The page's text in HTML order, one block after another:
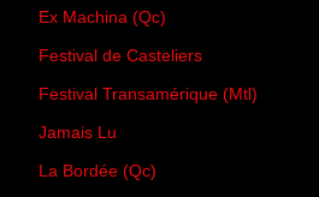
Ex Machina (Qc)
Festival de Casteliers
Festival Transamérique (Mtl)
Jamais Lu
La Bordée (Qc)